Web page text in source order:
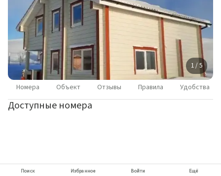
1 / 5
Номера Объект Отзывы Правила Удобства
Доступные номера
Поиск Избранное Войти Ещё